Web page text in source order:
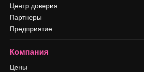
Центр доверия
Партнеры
Предприятие
Компания
Цены